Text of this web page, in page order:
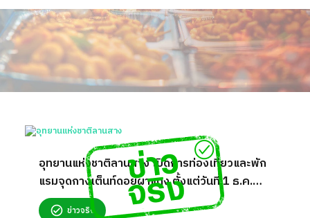
อุทยานแห่งชาติลานสาง เปิดการท่องเที่ยวและพัก
แรมจุดกางเต็นท์ดอยผาแดง ตั้งแต่วันที่ 1 ธ.ค.
67-28 ก.พ. 68 จริงหรือ?
ข่าวจริง